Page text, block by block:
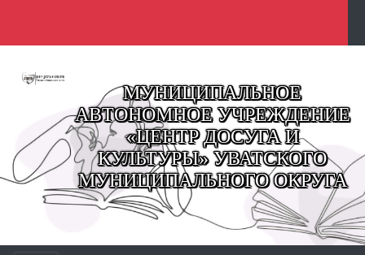
МУНИЦИПАЛЬНОЕ
АВТОНОМНОЕ УЧРЕЖДЕНИЕ
«ЦЕНТР ДОСУГА И
КУЛЬТУРЫ» УВАТСКОГО
МУНИЦИПАЛЬНОГО ОКРУГА